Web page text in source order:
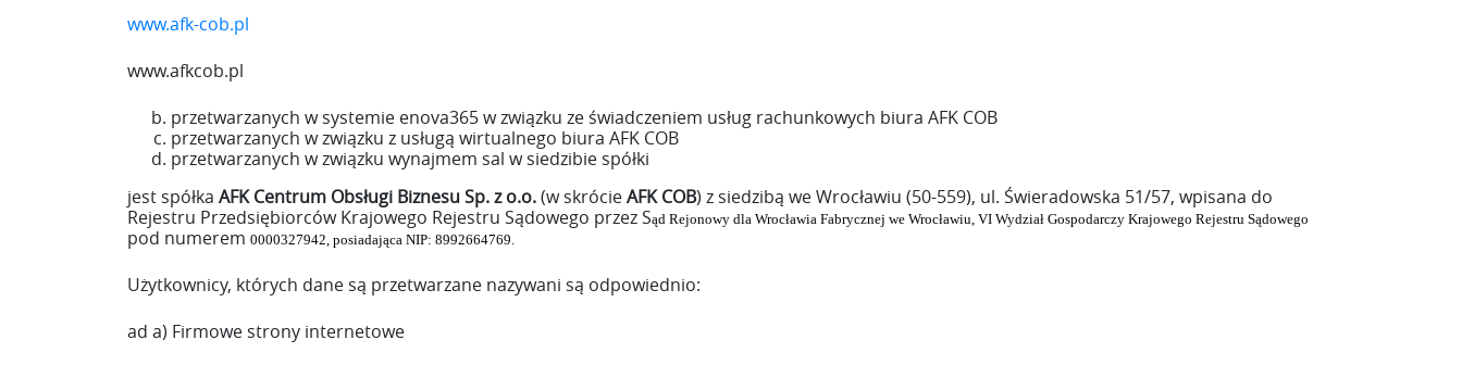
www.afk-cob.pl
www.afkcob.pl
przetwarzanych w systemie enova365 w związku ze świadczeniem usług rachunkowych biura AFK COB
przetwarzanych w związku z usługą wirtualnego biura AFK COB
przetwarzanych w związku wynajmem sal w siedzibie spółki
jest spółka AFK Centrum Obsługi Biznesu Sp. z o.o.(w skrócieAFK COB) z siedzibą we Wrocławiu (50-559), ul. Świeradowska 51/57, wpisana do
Rejestru Przedsiębiorców Krajowego Rejestru Sądowego przez Sąd Rejonowy dla Wrocławia Fabrycznej we Wrocławiu, VI Wydział Gospodarczy Krajowego Rejestru Sądowego
pod numerem 0000327942, posiadająca NIP: 8992664769.
Użytkownicy, których dane są przetwarzane nazywani są odpowiednio:
ad a) Firmowe strony internetowe